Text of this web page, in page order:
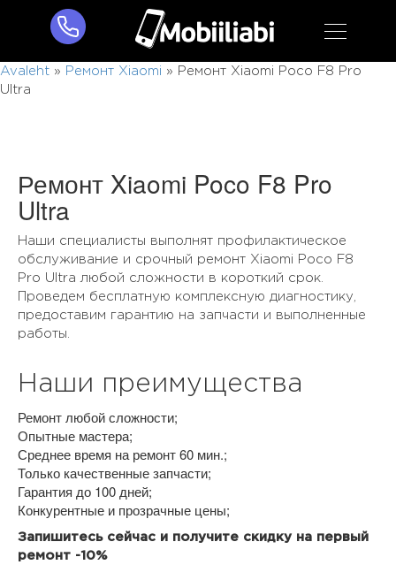
Avaleht » Ремонт Xiaomi »
Ремонт Xiaomi Poco F8 Pro
Ultra
Ремонт Xiaomi Poco F8 Pro
Ultra
Наши специалисты выполнят профилактическое
обслуживание и срочный ремонт Xiaomi Poco F8
Pro Ultra любой сложности в короткий срок.
Проведем бесплатную комплексную диагностику,
предоставим гарантию на запчасти и выполненные
работы.
Наши преимущества
Ремонт любой сложности;
Опытные мастера;
Среднее время на ремонт 60 мин.;
Только качественные запчасти;
Гарантия до 100 дней;
Конкурентные и прозрачные цены;
Запишитесь сейчас и получите скидку на первый
ремонт -10%